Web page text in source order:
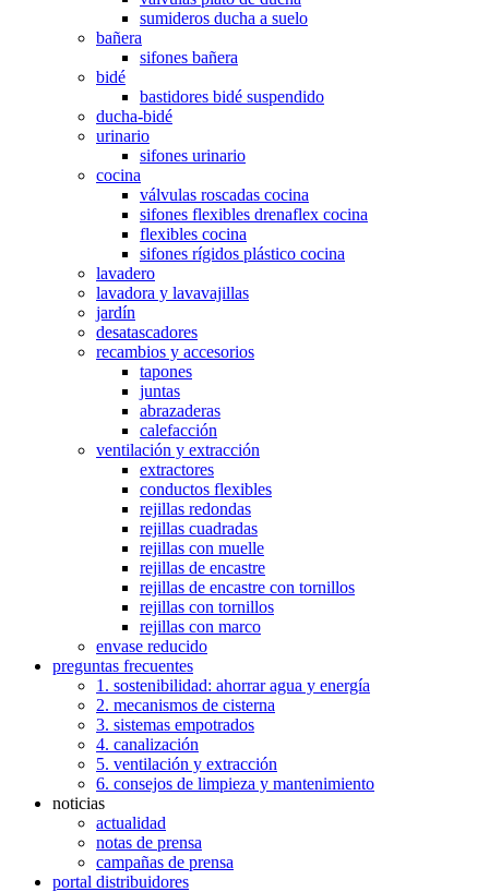
sumideros ducha a suelo
bañera
sifones bañera
bidé
bastidores bidé suspendido
ducha-bidé
urinario
sifones urinario
cocina
válvulas roscadas cocina
sifones flexibles drenaflex cocina
flexibles cocina
sifones rígidos plástico cocina
lavadero
lavadora y lavavajillas
jardín
desatascadores
recambios y accesorios
tapones
juntas
abrazaderas
calefacción
ventilación y extracción
extractores
conductos flexibles
rejillas redondas
rejillas cuadradas
rejillas con muelle
rejillas de encastre
rejillas de encastre con tornillos
rejillas con tornillos
rejillas con marco
envase reducido
preguntas frecuentes
1. sostenibilidad: ahorrar agua y energía
2. mecanismos de cisterna
3. sistemas empotrados
4. canalización
5. ventilación y extracción
6. consejos de limpieza y mantenimiento
noticias
actualidad
notas de prensa
campañas de prensa
portal distribuidores